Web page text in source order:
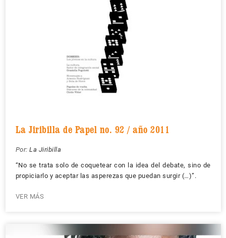
La Jiribilla de Papel no. 92 / año 2011
Por: La Jiribilla
“No se trata solo de coquetear con la idea del debate, sino de
propiciarlo y aceptar las asperezas que puedan surgir (…)”.
VER MÁS